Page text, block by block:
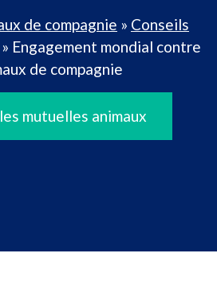
de compagnie » Conseils
» Engagement mondial contre
de compagnie
mutuelles animaux